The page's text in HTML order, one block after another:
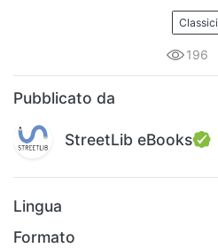
Classici
196
Pubblicato da
StreetLib eBooks
Lingua
Formato